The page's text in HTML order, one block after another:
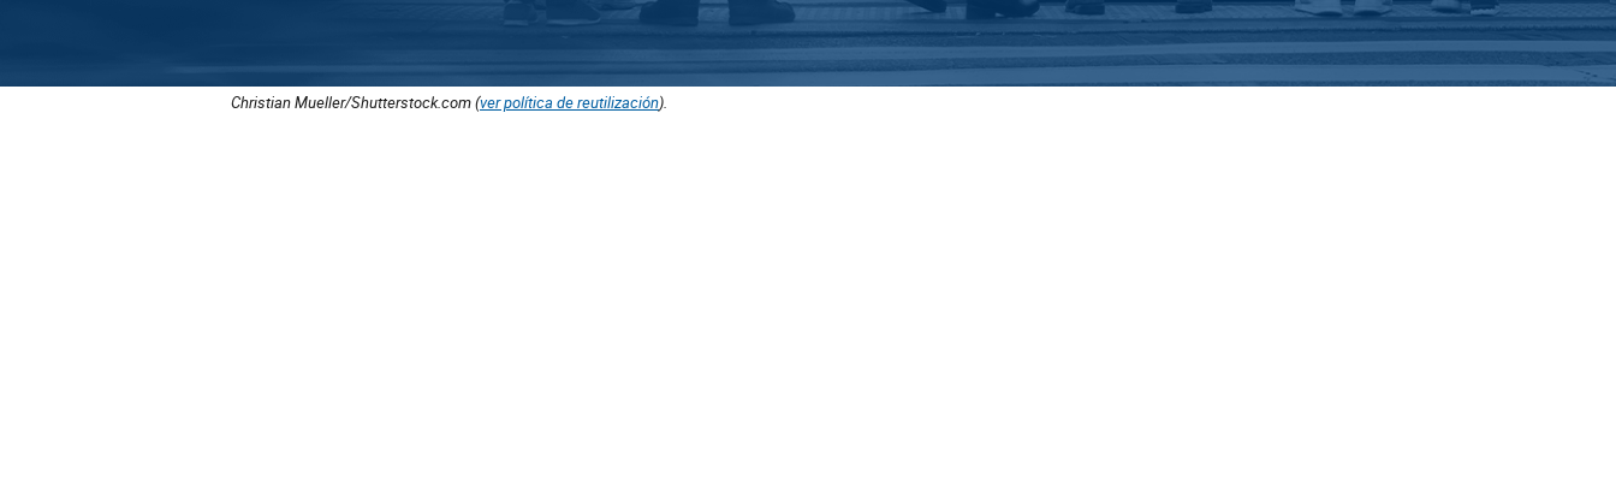
Christian Mueller/Shutterstock.com (ver política de reutilización).